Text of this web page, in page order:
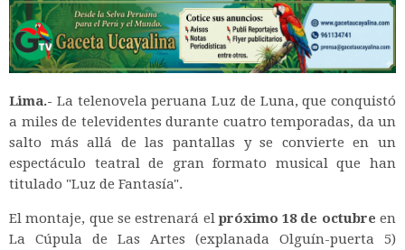
Lima.- La telenovela peruana Luz de Luna, que conquistó
a miles de televidentes durante cuatro temporadas, da un
salto más allá de las pantallas y se convierte en un
espectáculo teatral de gran formato musical que han
titulado "Luz de Fantasía".
El montaje, que se estrenará el próximo 18 de octubreen
La Cúpula de Las Artes (explanada Olguín-puerta 5)